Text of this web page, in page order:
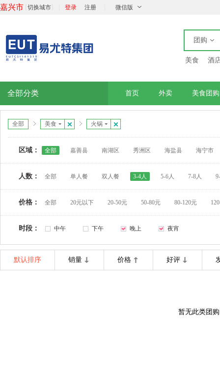
嘉兴市 切换城市 登录 注册 微信版
团购
美食 酒
全部分类 首页 外卖 美食团购
全部 美食 火锅
区域： 全部 嘉善县 南湖区 秀洲区 海盐县 海宁市
人数： 全部 单人餐 双人餐 3-4人 5-6人 7-8人
价格： 全部 20元以下 20-50元 50-80元 80-120元
时段： 中午 下午 晚上 夜宵
默认排序 销量 价格 好评
暂无此类团